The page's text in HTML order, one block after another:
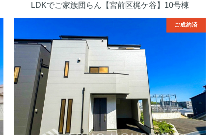
LDKでご家族団らん【宮前区梶ケ谷】10号棟